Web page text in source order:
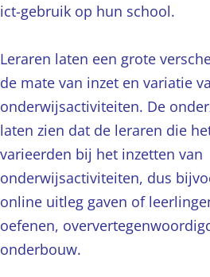
ict-gebruik op hun school.
Leraren laten een grote
de mate van inzet en variatie
onderwijsactiviteiten. De
laten zien dat de leraren die
varieerden bij het inzetten van
onderwijsactiviteiten, dus
online uitleg gaven of
oefenen,
onderbouw.